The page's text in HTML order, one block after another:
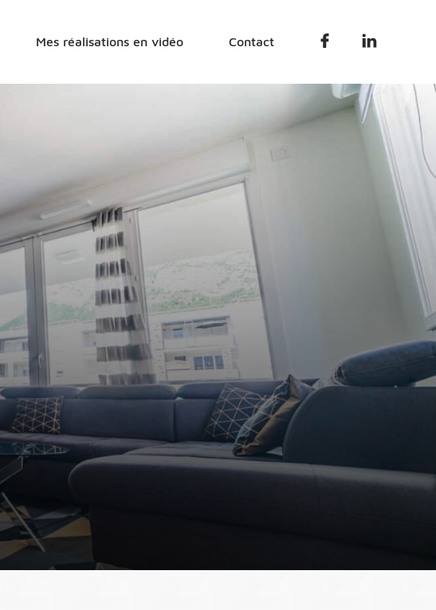
Mes réalisations en vidéo Contact Facebook